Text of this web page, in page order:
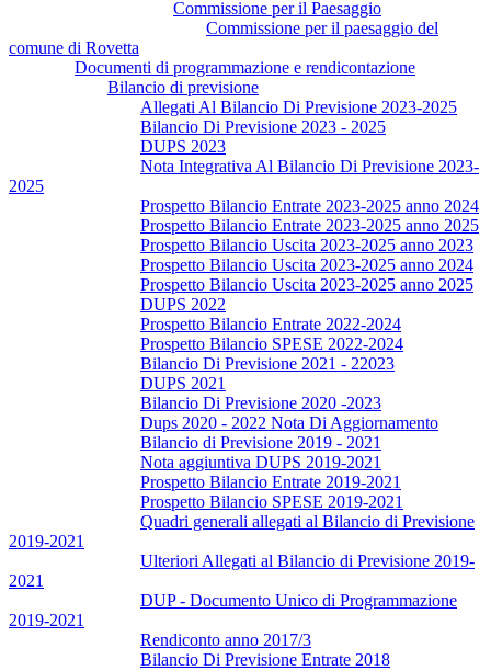
Commissione per il Paesaggio
Commissione per il paesaggio del
comune di Rovetta
Documenti di programmazione e rendicontazione
Bilancio di previsione
Allegati Al Bilancio Di Previsione 2023-2025
Bilancio Di Previsione 2023 - 2025
DUPS 2023
Nota Integrativa Al Bilancio Di Previsione 2023-
2025
Prospetto Bilancio Entrate 2023-2025 anno 2024
Prospetto Bilancio Entrate 2023-2025 anno 2025
Prospetto Bilancio Uscita 2023-2025 anno 2023
Prospetto Bilancio Uscita 2023-2025 anno 2024
Prospetto Bilancio Uscita 2023-2025 anno 2025
DUPS 2022
Prospetto Bilancio Entrate 2022-2024
Prospetto Bilancio SPESE 2022-2024
Bilancio Di Previsione 2021 - 22023
DUPS 2021
Bilancio Di Previsione 2020 -2023
Dups 2020 - 2022 Nota Di Aggiornamento
Bilancio di Previsione 2019 - 2021
Nota aggiuntiva DUPS 2019-2021
Prospetto Bilancio Entrate 2019-2021
Prospetto Bilancio SPESE 2019-2021
Quadri generali allegati al Bilancio di Previsione
2019-2021
Ulteriori Allegati al Bilancio di Previsione 2019-
2021
DUP - Documento Unico di Programmazione
2019-2021
Rendiconto anno 2017/3
Bilancio Di Previsione Entrate 2018